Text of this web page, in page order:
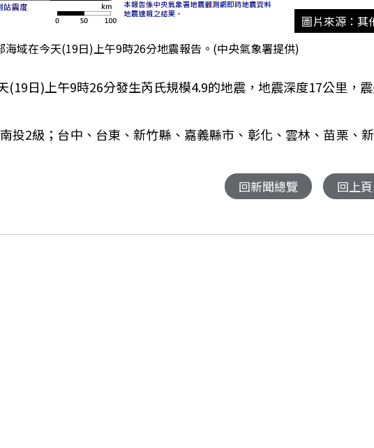
圖片來源：其
海域在今天(19日)上午9時26分地震報告。(中央氣象署提供)
(19日)上午9時26分發生芮氏規模4.9的地震，地震深度17公里，
投2級；台中、台東、新竹縣、嘉義縣市、彰化、雲林、苗栗、
回新聞總覽 回上頁